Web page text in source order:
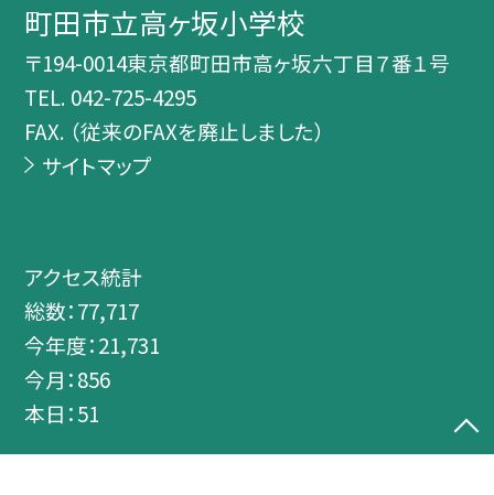
町田市立高ヶ坂小学校
〒194-0014東京都町田市高ヶ坂六丁目７番１号
TEL. 042-725-4295
FAX. （従来のFAXを廃止しました）
サイトマップ
アクセス統計
総数：77,717
今年度：21,731
今月：856
本日：51